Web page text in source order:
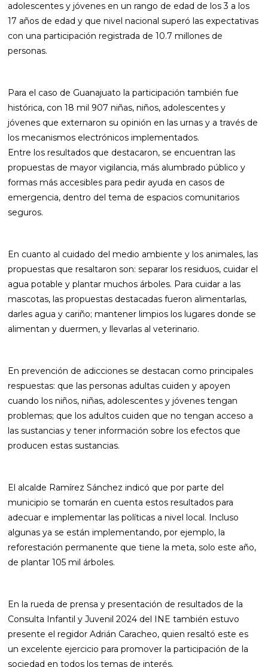
adolescentes y jóvenes en un rango de edad de los 3 a los
17 años de edad y que nivel nacional superó las expectativas
con una participación registrada de 10.7 millones de
personas.
Para el caso de Guanajuato la participación también fue
histórica, con 18 mil 907 niñas, niños, adolescentes y
jóvenes que externaron su opinión en las urnas y a través de
los mecanismos electrónicos implementados.
Entre los resultados que destacaron, se encuentran las
propuestas de mayor vigilancia, más alumbrado público y
formas más accesibles para pedir ayuda en casos de
emergencia, dentro del tema de espacios comunitarios
seguros.
En cuanto al cuidado del medio ambiente y los animales, las
propuestas que resaltaron son: separar los residuos, cuidar el
agua potable y plantar muchos árboles. Para cuidar a las
mascotas, las propuestas destacadas fueron alimentarlas,
darles agua y cariño; mantener limpios los lugares donde se
alimentan y duermen, y llevarlas al veterinario.
En prevención de adicciones se destacan como principales
respuestas: que las personas adultas cuiden y apoyen
cuando los niños, niñas, adolescentes y jóvenes tengan
problemas; que los adultos cuiden que no tengan acceso a
las sustancias y tener información sobre los efectos que
producen estas sustancias.
El alcalde Ramírez Sánchez indicó que por parte del
municipio se tomarán en cuenta estos resultados para
adecuar e implementar las políticas a nivel local. Incluso
algunas ya se están implementando, por ejemplo, la
reforestación permanente que tiene la meta, solo este año,
de plantar 105 mil árboles.
En la rueda de prensa y presentación de resultados de la
Consulta Infantil y Juvenil 2024 del INE también estuvo
presente el regidor Adrián Caracheo, quien resaltó este es
un excelente ejercicio para promover la participación de la
sociedad en todos los temas de interés.